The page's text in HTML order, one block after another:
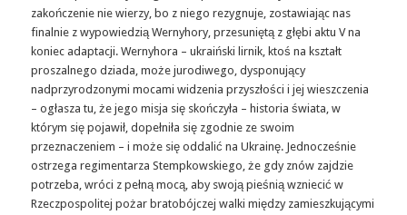
zakończenie nie wierzy, bo z niego rezygnuje, zostawiając nas
finalnie z wypowiedzią Wernyhory, przesuniętą z głębi aktu V na
koniec adaptacji. Wernyhora – ukraiński lirnik, ktoś na kształt
proszalnego dziada, może jurodiwego, dysponujący
nadprzyrodzonymi mocami widzenia przyszłości i jej wieszczenia
– ogłasza tu, że jego misja się skończyła – historia świata, w
którym się pojawił, dopełniła się zgodnie ze swoim
przeznaczeniem – i może się oddalić na Ukrainę. Jednocześnie
ostrzega regimentarza Stempkowskiego, że gdy znów zajdzie
potrzeba, wróci z pełną mocą, aby swoją pieśnią wzniecić w
Rzeczpospolitej pożar bratobójczej walki między zamieszkującymi